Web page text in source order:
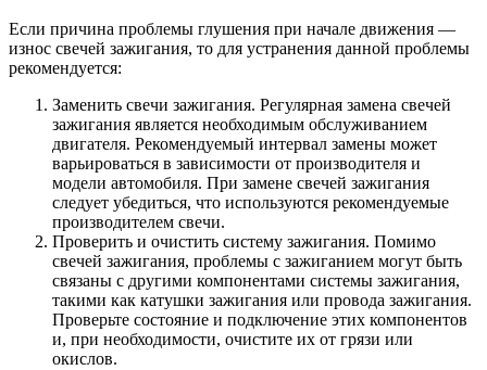
Если причина проблемы глушения при начале движения —
износ свечей зажигания, то для устранения данной проблемы
рекомендуется:
Заменить свечи зажигания. Регулярная замена свечей
зажигания является необходимым обслуживанием
двигателя. Рекомендуемый интервал замены может
варьироваться в зависимости от производителя и
модели автомобиля. При замене свечей зажигания
следует убедиться, что используются рекомендуемые
производителем свечи.
Проверить и очистить систему зажигания. Помимо
свечей зажигания, проблемы с зажиганием могут быть
связаны с другими компонентами системы зажигания,
такими как катушки зажигания или провода зажигания.
Проверьте состояние и подключение этих компонентов
и, при необходимости, очистите их от грязи или
окислов.